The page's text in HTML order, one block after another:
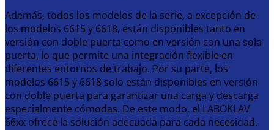
Además, todos los modelos de la serie, a excepción de
los modelos 6615 y 6618, están disponibles tanto en
versión con doble puerta como en versión con una sola
puerta, lo que permite una integración flexible en
diferentes entornos de trabajo. Por su parte, los
modelos 6615 y 6618 solo están disponibles en versión
con doble puerta para garantizar una carga y descarga
especialmente cómodas. De este modo, el LABOKLAV
66xx ofrece la solución adecuada para cada necesidad.